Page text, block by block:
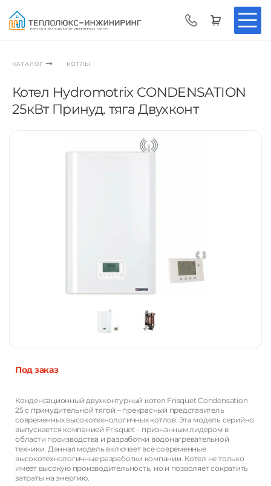
КАТАЛОГ КОТЛЫ
Котел Hydromotrix CONDENSATION
25кВт Принуд. тяга Двухконт
Под заказ
Конденсационный двухконтурный котел Frisquet Condensation
25 с принудительной тягой – прекрасный представитель
современных высокотехнологичных котлов. Эта модель серийно
выпускается компанией Frisquet – признанным лидером в
области производства и разработки водонагревательной
техники. Данная модель включает все современные
высокотехнологичные разработки компании. Котел не только
имеет высокую производительность, но и позволяет сократить
затраты на энергию.